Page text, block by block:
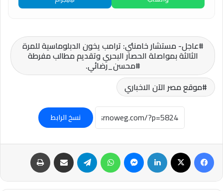
عاجل- مستشار خامنئي: ترامب يخون الدبلوماسية للمرة
الثالثة بمواصلة الحصار البحري وتقديم مطالب مفرطة
#محسن_رضائي.
موقع مصر الآن الاخباري
نسخ الرابط
فيسبوك لينكدإن ماسنجر واتساب تيلقرام مشاركة عبر البريد